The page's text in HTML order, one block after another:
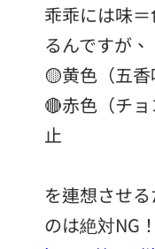
乖乖には味
るんですが、
🟡黄色（五
🔴赤色（チ
止
を連想させ
のは絶対NG